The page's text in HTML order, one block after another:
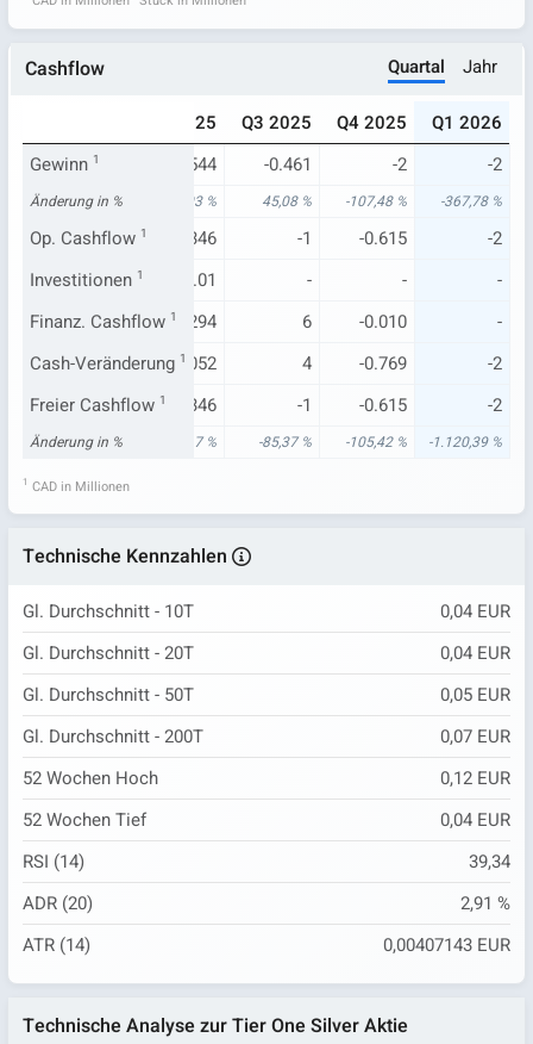
Cashflow Quartal Jahr
Q2 2025 Q3 2025 Q4 2025
Q1 2026
Gewinn 1
-0.519 -0.544 -0.461 -2 -2
Änderung in %
61,45 % 18,03 % 45,08 % -107,48 % -367,78 %
Op. Cashflow 1
-0.158 -0.346 -1 -0.615
-2
Investitionen 1
0.02 0.01 - -
-
Finanz. Cashflow 1
0.207 0.294 6 -0.010
-
Cash-Veränderung 1
0.051 -0.052 4 -0.769
-2
Freier Cashflow 1
-0.158 -0.346 -1 -0.615 -2
Änderung in %
50,37 % 64,17 % -85,37 % -105,42 % -1.120,39 %
1 CAD in Millionen
Technische Kennzahlen
Gl. Durchschnitt - 10T
0,04 EUR
Gl. Durchschnitt - 20T
0,04 EUR
Gl. Durchschnitt - 50T
0,05 EUR
Gl. Durchschnitt - 200T
0,07 EUR
52 Wochen Hoch
0,12 EUR
52 Wochen Tief
0,04 EUR
RSI (14)
39,34
ADR (20)
2,91 %
ATR (14)
0,00407143 EUR
Technische Analyse zur Tier One Silver Aktie